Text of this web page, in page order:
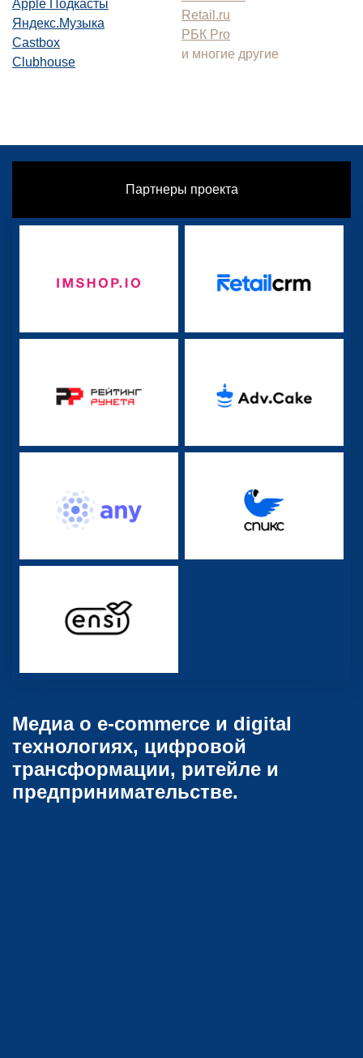
Apple Подкасты
Яндекс.Музыка
Castbox
Clubhouse
Retail.ru
РБК Pro
и многие другие
Партнеры проекта
Медиа о e-commerce и digital
технологиях, цифровой
трансформации, ритейле и
предпринимательстве.